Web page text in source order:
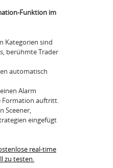
Funktion im
Kategorien sind
berühmte Trader
automatisch
Alarm
Formation auftritt.
Sceener,
eingefügt
real-time
zu testen.